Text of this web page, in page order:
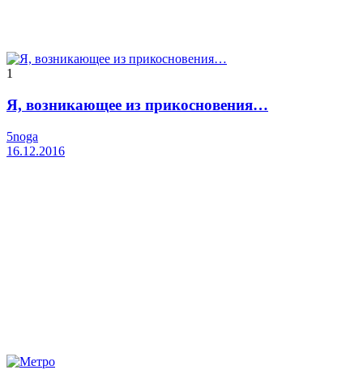
1
Я, возникающее из прикосновения…
5noga
16.12.2016